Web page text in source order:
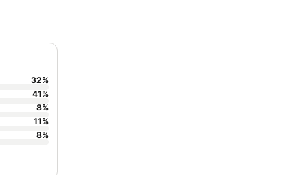
32%
41%
8%
11%
8%